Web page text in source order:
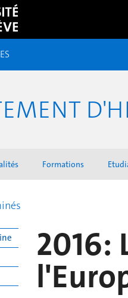
Formations
2016: